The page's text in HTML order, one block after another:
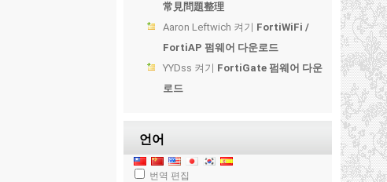
常見問題整理
Aaron Leftwich 켜기 FortiWiFi /
FortiAP 펌웨어 다운로드
YYDss 켜기 FortiGate 펌웨어 다운
로드
언어
번역 편집